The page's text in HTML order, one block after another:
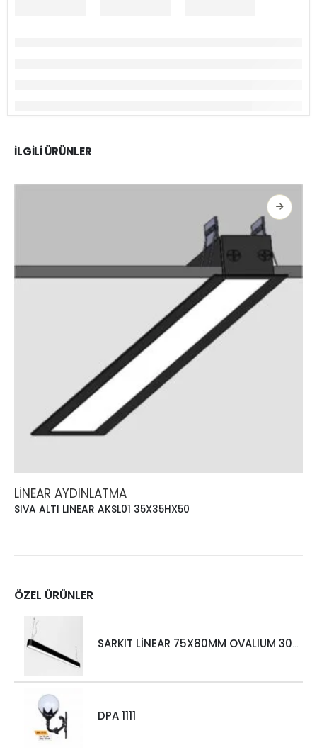
İLGILI ÜRÜNLER
LINEAR AYDINLATMA
SIVA ALTI LINEAR AKSL01 35X35HX50
ÖZEL ÜRÜNLER
SARKIT LİNEAR 75X80MM OVALIUM 30W 4000 LM MT
DPA 1111